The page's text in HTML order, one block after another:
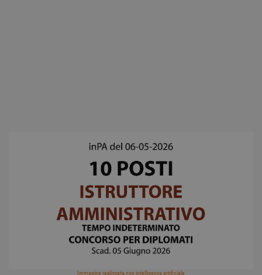
Immagine realizzata con intelligenza artificiale